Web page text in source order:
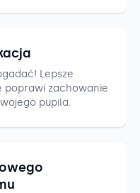
Lepsze
poprawi zachowanie
pupila.